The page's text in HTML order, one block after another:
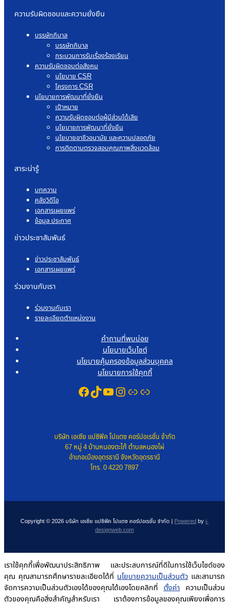
ความรับผิดชอบและความยั่งยืน
บรรษัทภิบาล
บรรษัทภิบาล
กระบวนการรับเรื่องร้องเรียน
ความรับผิดชอบต่อสังคม
นโยบาย CSR
โครงการ CSR
นโยบายการพัฒนาที่ยั่งยืน
เป้าหมาย
ความรับผิดชอบต่อผู้มีส่วนได้เสีย
นโยบายการพัฒนาที่ยั่งยืน
นโยบายอาชีวอนามัย และความปลอดภัย
การติดตามตรวจสอบคุณภาพสิ่งแวดล้อม
สาระน่ารู้
บทความ
คลังวิดีโอ
เอกสารเผยแพร่
ข้อมูล ประกาศ
ข่าวประชาสัมพันธ์
ข่าวประชาสัมพันธ์
เอกสารเผยแพร่
ร่วมงานกับเรา
ร่วมงานกับเรา
รายละเอียดตำแหน่งงาน
คำถามที่พบบ่อย
นโยบายเว็บไซต์
นโยบายคุ้มครองข้อมูลส่วนบุคคล
นโยบายการใช้คุกกี้
Facebook
TikTok
YouTube
Instagram
Link
Link
บริษัท เอเซีย แปซิฟิค โปแตซ คอร์ปอเรชั่น จำกัด
67 หมู่ 4 บ้านหนองตะไก้ ตำบลหนองไผ่
อำเภอเมืองอุดรธานี จังหวัดอุดรธานี
โทร. 0 4220 7897
Copyright © 2026 บริษัท เอเซีย แปซิฟิค โปแตซ คอร์ปอเรชั่น จำกัด | Poweredbyi-
designweb.com
เราใช้คุกกี้เพื่อพัฒนาประสิทธิภาพ และประสบการณ์ที่ดีในการใช้เว็บไซต์ของ
คุณ คุณสามารถศึกษารายละเอียดได้ที่ นโยบายความเป็นส่วนตัว และสามารถ
จัดการความเป็นส่วนตัวเองได้ของคุณได้เองโดยคลิกที่ ตั้งค่า ความเป็นส่วน
ตัวของคุณคือสิ่งสำคัญสำหรับเรา เราต้องการข้อมูลของคุณเพียงเพื่อการ